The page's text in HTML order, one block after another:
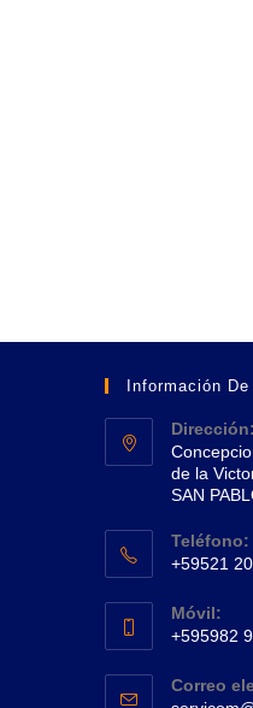
Información
Dirección:
de la
SAN
abre
una
nueva
Teléfono:
+59521
abre
en
tu
Móvil:
+595982
abre
Correo